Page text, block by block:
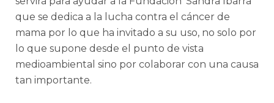
que se dedica a la lucha contra el cáncer de
mama por lo que ha invitado a su uso, no solo por
lo que supone desde el punto de vista
medioambiental sino por colaborar con una causa
tan importante.